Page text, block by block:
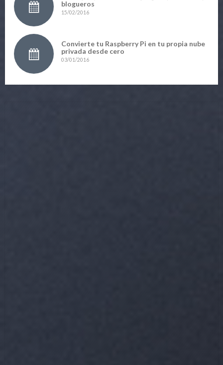
blogueros
15/02/2016
Convierte tu Raspberry Pi en tu propia nube
privada desde cero
03/01/2016